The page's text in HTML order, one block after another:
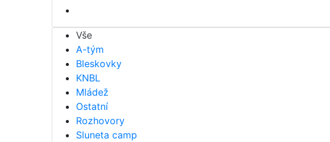
Vše
A-tým
Bleskovky
KNBL
Mládež
Ostatní
Rozhovory
Sluneta camp